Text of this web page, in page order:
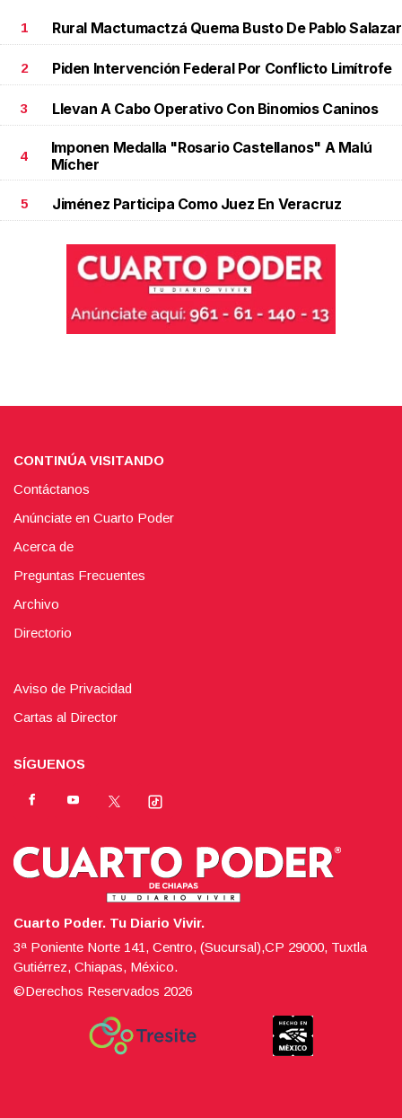
1 Rural Mactumactzá Quema Busto De Pablo Salazar
2 Piden Intervención Federal Por Conflicto Limítrofe
3 Llevan A Cabo Operativo Con Binomios Caninos
4
Imponen Medalla "Rosario Castellanos" A Malú
Mícher
5 Jiménez Participa Como Juez En Veracruz
CONTINÚA VISITANDO
Contáctanos
Anúnciate en Cuarto Poder
Acerca de
Preguntas Frecuentes
Archivo
Directorio
Aviso de Privacidad
Cartas al Director
SÍGUENOS
Cuarto Poder. Tu Diario Vivir.
3ª Poniente Norte 141, Centro, (Sucursal),CP 29000, Tuxtla
Gutiérrez, Chiapas, México.
©Derechos Reservados 2026